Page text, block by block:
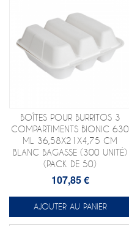
BOÎTES POUR BURRITOS 3
COMPARTIMENTS BIONIC 630
ML 36,58X21X4,75 CM
BLANC BAGASSE (300 UNITÉ)
(PACK DE 50)
107,85 €
AJOUTER AU PANIER